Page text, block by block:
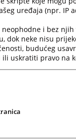
akt
sa zakonom
sudova
i rad suda
distrikta
uređaja (npr. IP
i bez
dok neke nisu
budućeg
ili uskratiti pravo na